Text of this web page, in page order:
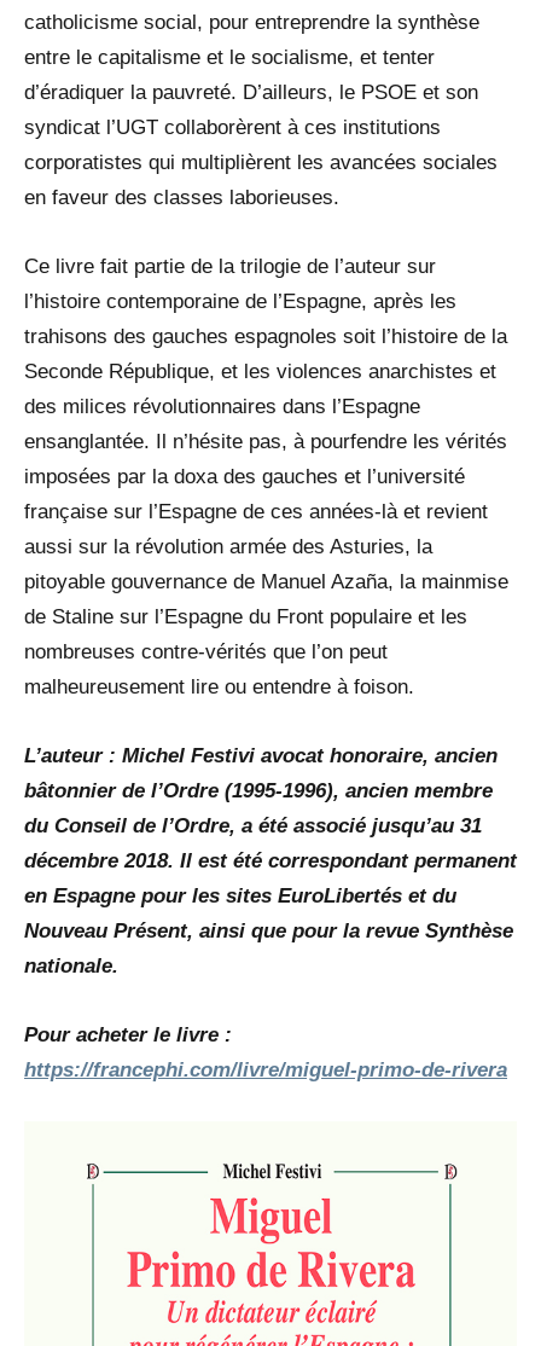
catholicisme social, pour entreprendre la synthèse
entre le capitalisme et le socialisme, et tenter
d’éradiquer la pauvreté. D’ailleurs, le PSOE et son
syndicat l’UGT collaborèrent à ces institutions
corporatistes qui multiplièrent les avancées sociales
en faveur des classes laborieuses.
Ce livre fait partie de la trilogie de l’auteur sur
l’histoire contemporaine de l’Espagne, après les
trahisons des gauches espagnoles soit l’histoire de la
Seconde République, et les violences anarchistes et
des milices révolutionnaires dans l’Espagne
ensanglantée. Il n’hésite pas, à pourfendre les vérités
imposées par la doxa des gauches et l’université
française sur l’Espagne de ces années-là et revient
aussi sur la révolution armée des Asturies, la
pitoyable gouvernance de Manuel Azaña, la mainmise
de Staline sur l’Espagne du Front populaire et les
nombreuses contre-vérités que l’on peut
malheureusement lire ou entendre à foison.
L’auteur : Michel Festivi avocat honoraire, ancien
bâtonnier de l’Ordre (1995-1996), ancien membre
du Conseil de l’Ordre, a été associé jusqu’au 31
décembre 2018. Il est été correspondant permanent
en Espagne pour les sites EuroLibertés et du
Nouveau Présent, ainsi que pour la revue Synthèse
nationale.
Pour acheter le livre :
https://francephi.com/livre/miguel-primo-de-rivera